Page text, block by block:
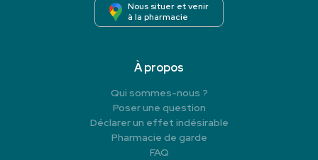
Nous situer et venir
à la pharmacie
À propos
Qui sommes-nous ?
Poser une question
Déclarer un effet indésirable
Pharmacie de garde
FAQ